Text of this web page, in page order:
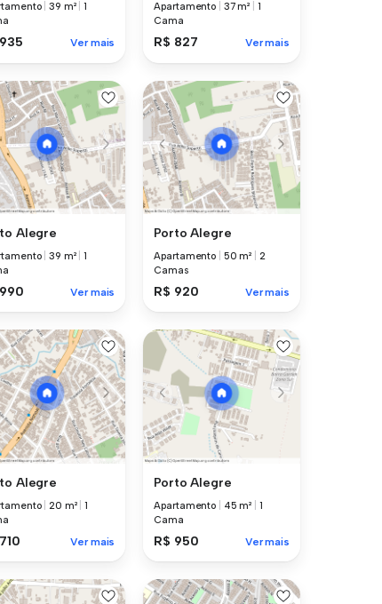
|39 m² |1
Ver mais
Apartamento 37 m²
1
Cama
R$ 827 Ver mais
Alegre
|39 m² |1
Ver mais
Porto Alegre
Apartamento 50 m²
2
Camas
R$ 920 Ver mais
Alegre
|20 m² |1
Ver mais
Porto Alegre
Apartamento 45 m²
1
Cama
R$ 950 Ver mais